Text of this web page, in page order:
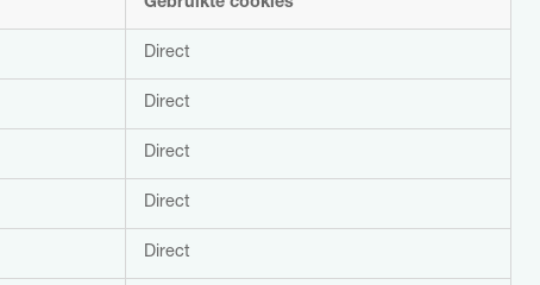
Gebruikte cookies
Direct
Direct
Direct
Direct
Direct